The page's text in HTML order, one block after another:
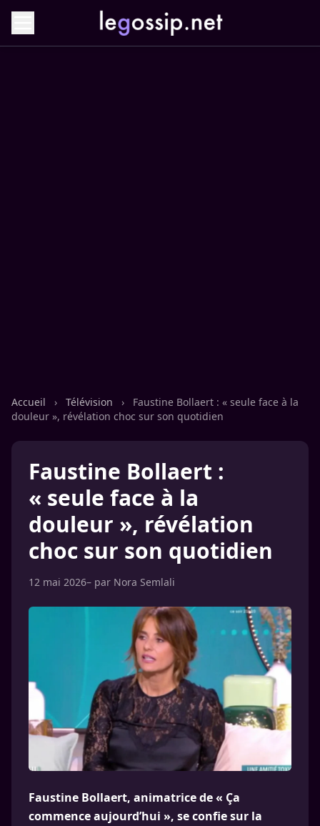
Accueil › Télévision ›
Faustine Bollaert : « seule face à la
douleur », révélation choc sur son quotidien
Faustine Bollaert :
« seule face à la
douleur », révélation
choc sur son quotidien
12 mai 2026– par Nora Semlali
Faustine Bollaert, animatrice de « Ça
commence aujourd’hui », se confie sur la